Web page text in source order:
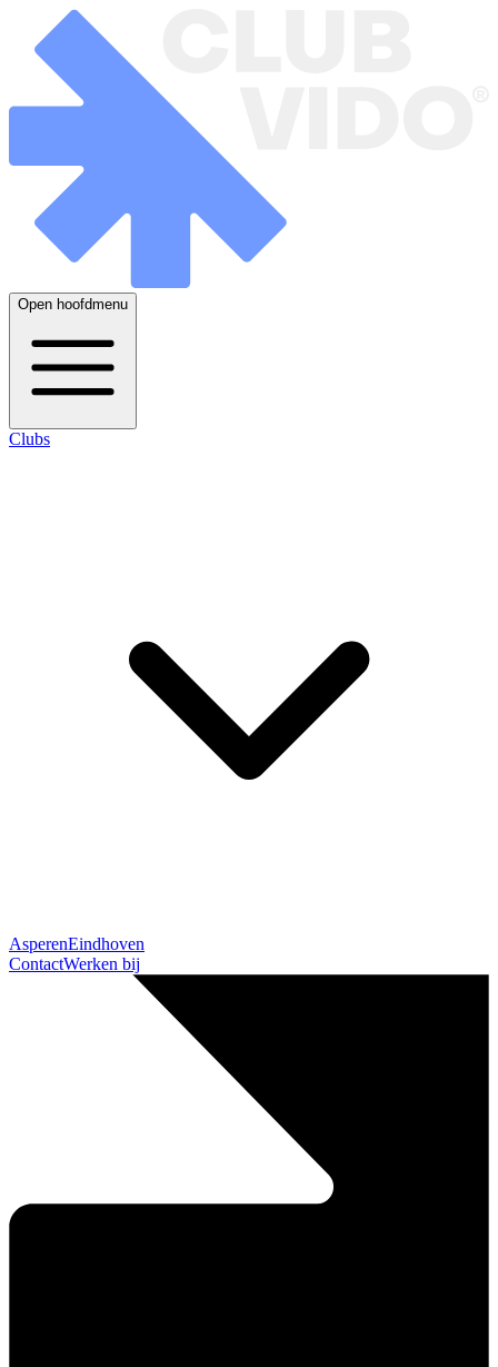
Open hoofdmenu
Clubs
AsperenEindhoven
ContactWerken bij